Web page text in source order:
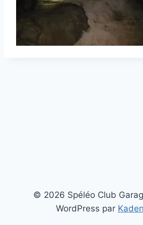
© 2026 Spéléo Club
WordPress par